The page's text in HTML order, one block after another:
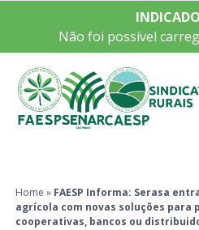
Não foi possível
Home » FAESP Informa: Serasa
agrícola com novas soluções para
cooperativas, bancos ou